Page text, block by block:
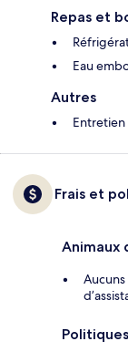
Repas et
Eau
Autres
Entretien
Frais et
Animaux
Politiques